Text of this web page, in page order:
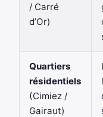
/ Carré
d’Or)
Quartiers
résidentiels
(Cimiez /
Gairaut)